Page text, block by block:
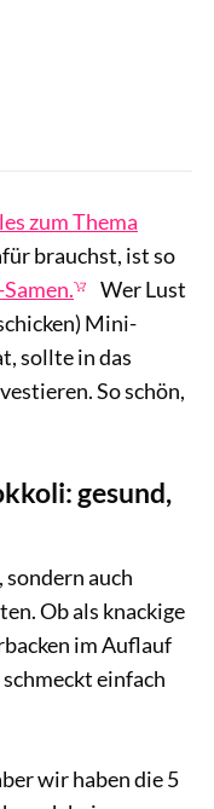
zum Thema
brauchst, ist so
Wer Lust
Mini-
sollte in das
So schön,
gesund,
auch
Ob als knackige
im Auflauf
einfach
wir haben die 5